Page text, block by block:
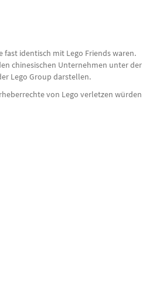
identisch mit Lego Friends waren.
chinesischen Unternehmen unter der
Lego Group darstellen.
von Lego verletzen würden